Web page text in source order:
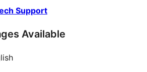
Support
Available